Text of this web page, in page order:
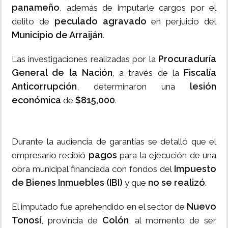
panameño, además de imputarle cargos por el
delito de peculado agravado en perjuicio del
Municipio de Arraiján.
Las investigaciones realizadas por la Procuraduría
General de la Nación, a través de la Fiscalía
Anticorrupción, determinaron una lesión
económica de $815,000.
Durante la audiencia de garantías se detalló que el
empresario recibió pagos para la ejecución de una
obra municipal financiada con fondos del Impuesto
de Bienes Inmuebles (IBI) y que no se realizó.
El imputado fue aprehendido en el sector de Nuevo
Tonosí, provincia de Colón, al momento de ser